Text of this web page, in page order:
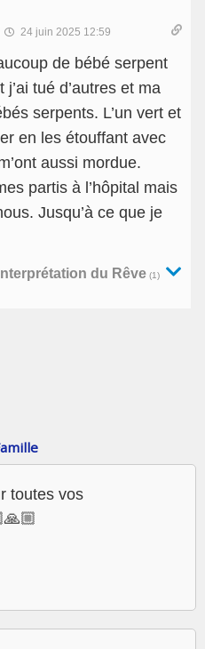
24 juin 2025 12:59
de bébé serpent
tué d’autres et ma
serpents. L’un vert et
en les étouffant avec
aussi mordue.
partis à l’hôpital mais
Jusqu’à ce que je
du Rêve (1)
toutes vos